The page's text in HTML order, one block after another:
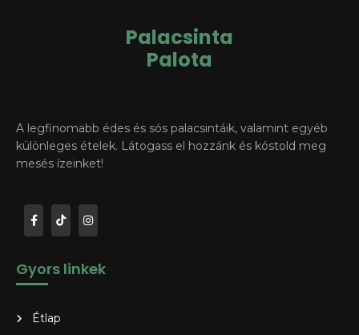
Palacsinta
Palota
A legfinomabb édes és sós palacsintáik, valamint egyéb
különleges ételek. Látogass el hozzánk és kóstold meg
mesés ízeinket!
Gyors linkek
Étlap